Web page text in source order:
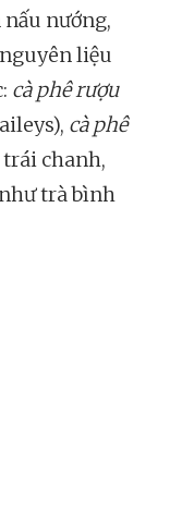
nấu nướng,
liệu
cà phê rượu
cà phê
trái chanh,
trà bình